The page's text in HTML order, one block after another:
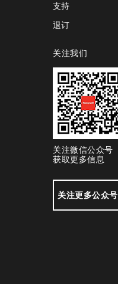
支持
退订
关注我们
关注微信公众号
获取更多信息
关注更多公众号